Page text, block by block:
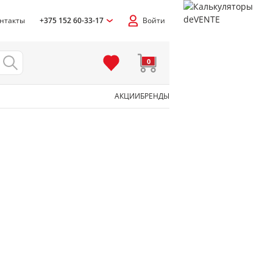
+375 152 60-33-17 Войти
0
АКЦИИБРЕНДЫ